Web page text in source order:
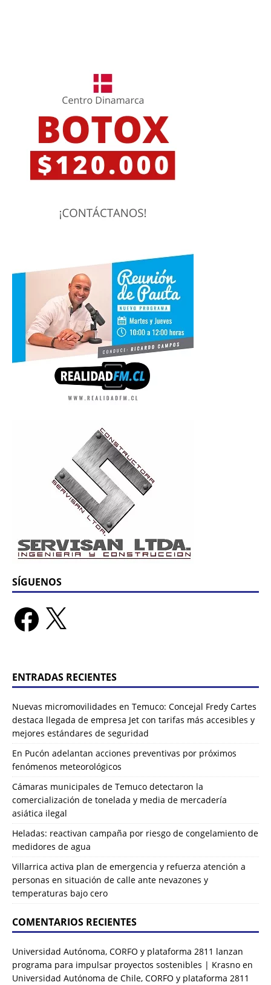
SÍGUENOS
ENTRADAS RECIENTES
Nuevas micromovilidades en Temuco: Concejal Fredy Cartes
destaca llegada de empresa Jet con tarifas más accesibles y
mejores estándares de seguridad
En Pucón adelantan acciones preventivas por próximos
fenómenos meteorológicos
Cámaras municipales de Temuco detectaron la
comercialización de tonelada y media de mercadería
asiática ilegal
Heladas: reactivan campaña por riesgo de congelamiento de
medidores de agua
Villarrica activa plan de emergencia y refuerza atención a
personas en situación de calle ante nevazones y
temperaturas bajo cero
COMENTARIOS RECIENTES
Universidad Autónoma, CORFO y plataforma 2811 lanzan
programa para impulsar proyectos sostenibles | Krasno en
Universidad Autónoma de Chile, CORFO y plataforma 2811